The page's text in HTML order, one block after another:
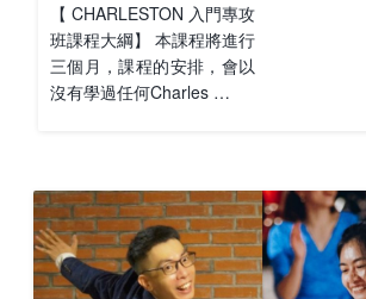
【 CHARLESTON 入門專攻
班課程大綱】 本課程將進行
三個月，課程的安排，會以
沒有學過任何Charles …